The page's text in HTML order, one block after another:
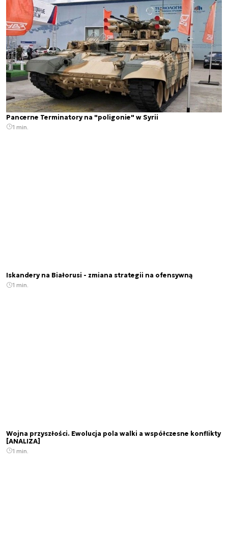
Pancerne Terminatory na "poligonie" w Syrii
1 min.
Iskandery na Białorusi - zmiana strategii na ofensywną
1 min.
Wojna przyszłości. Ewolucja pola walki a współczesne konflikty
[ANALIZA]
1 min.